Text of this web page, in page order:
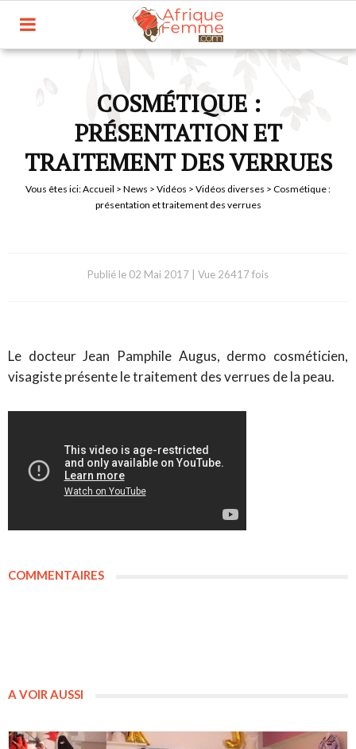
COSMÉTIQUE :
PRÉSENTATION ET
TRAITEMENT DES VERRUES
Vous êtes ici:Accueil > News > Vidéos > Vidéos diverses > Cosmétique :
présentation et traitement des verrues
Publié le 02 Mai 2017 Vue 26417 fois
Le docteur Jean Pamphile Augus, dermo cosméticien,
visagiste présente le traitement des verrues de la peau.
COMMENTAIRES
A VOIR AUSSI